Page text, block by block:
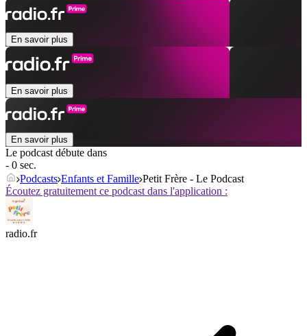
En savoir plus
En savoir plus
En savoir plus
Le podcast débute dans
- 0 sec.
Podcasts Enfants et Famille Petit Frère - Le Podcast
Écoutez gratuitement ce podcast dans l'application :
radio.fr